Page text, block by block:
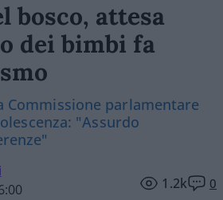
bosco, attesa
dei bimbi fa
Commissione parlamentare
"Assurdo
1.2k 0